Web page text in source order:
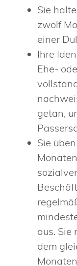
Sie
zwölf
einer
Ihre
Ehe-
getan,
Sie
aus. Sie
dem